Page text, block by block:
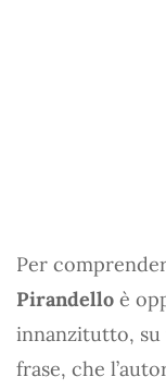
Per
Pirandello è
innanzitutto, su
frase, che